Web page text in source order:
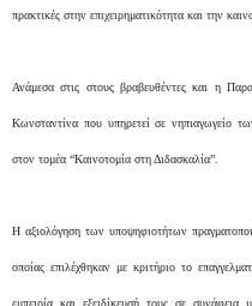
πρακτικές στην επιχειρηματικότητα και την
Ανάμεσα στις στους βραβευθέντες και η
Κωνσταντίνα που υπηρετεί σε νηπιαγωγείο
στον τομέα “Καινοτομία στη Διδασκαλία”.
Η αξιολόγηση των υποψηφιοτήτων
οποίας επιλέχθηκαν με κριτήριο το
εμπειρία και εξειδίκευσή τους σε